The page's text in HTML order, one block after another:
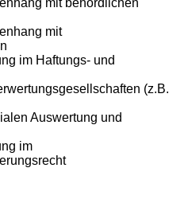
mit behördlichen
mit
im Haftungs- und
(z.B.
Auswertung und
im